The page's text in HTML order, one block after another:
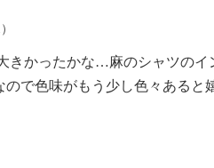
かったかな…麻のシャツのイ
で色味がもう少し色々あると